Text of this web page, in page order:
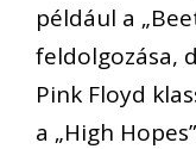
például a
feldolgozása,
Pink Floyd
a „High